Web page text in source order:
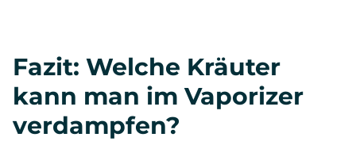
Fazit: Welche Kräuter
kann man im Vaporizer
verdampfen?